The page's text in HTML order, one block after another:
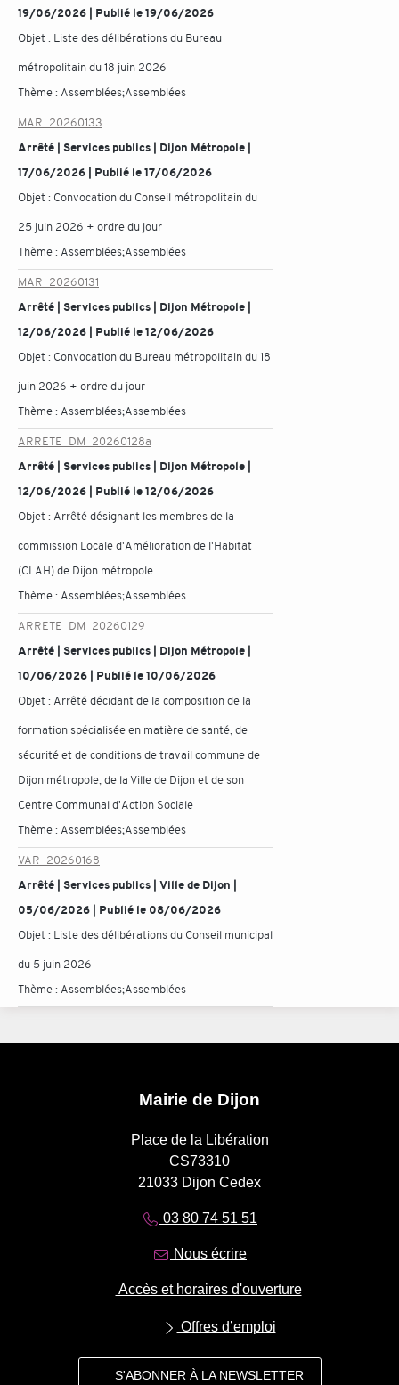
19/06/2026 | Publié le 19/06/2026
Objet : Liste des délibérations du Bureau
métropolitain du 18 juin 2026
Thème : Assemblées;Assemblées
MAR_20260133
Arrêté | Services publics | Dijon Métropole |
17/06/2026 | Publié le 17/06/2026
Objet : Convocation du Conseil métropolitain du
25 juin 2026 + ordre du jour
Thème : Assemblées;Assemblées
MAR_20260131
Arrêté | Services publics | Dijon Métropole |
12/06/2026 | Publié le 12/06/2026
Objet : Convocation du Bureau métropolitain du 18
juin 2026 + ordre du jour
Thème : Assemblées;Assemblées
ARRETE_DM_20260128a
Arrêté | Services publics | Dijon Métropole |
12/06/2026 | Publié le 12/06/2026
Objet : Arrêté désignant les membres de la
commission Locale d'Amélioration de l'Habitat
(CLAH) de Dijon métropole
Thème : Assemblées;Assemblées
ARRETE_DM_20260129
Arrêté | Services publics | Dijon Métropole |
10/06/2026 | Publié le 10/06/2026
Objet : Arrêté décidant de la composition de la
formation spécialisée en matière de santé, de
sécurité et de conditions de travail commune de
Dijon métropole, de la Ville de Dijon et de son
Centre Communal d'Action Sociale
Thème : Assemblées;Assemblées
VAR_20260168
Arrêté | Services publics | Ville de Dijon |
05/06/2026 | Publié le 08/06/2026
Objet : Liste des délibérations du Conseil municipal
du 5 juin 2026
Thème : Assemblées;Assemblées
Mairie de Dijon
Place de la Libération
CS73310
21033 Dijon Cedex
03 80 74 51 51
Nous écrire
Accès et horaires d'ouverture
Offres d’emploi
S'ABONNER À LA NEWSLETTER